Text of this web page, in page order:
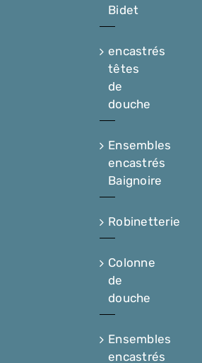
Bidet
encastrés
têtes
de
douche
Ensembles
encastrés
Baignoire
Robinetterie
Colonne
de
douche
Ensembles
encastrés